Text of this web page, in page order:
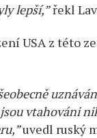
lepší,”řekl
USA z této
vtahováni
uvedl ruský